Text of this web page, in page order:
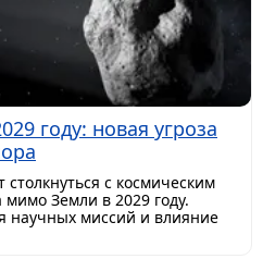
году: новая угроза
с космическим
Земли в 2029 году.
научных миссий и влияние